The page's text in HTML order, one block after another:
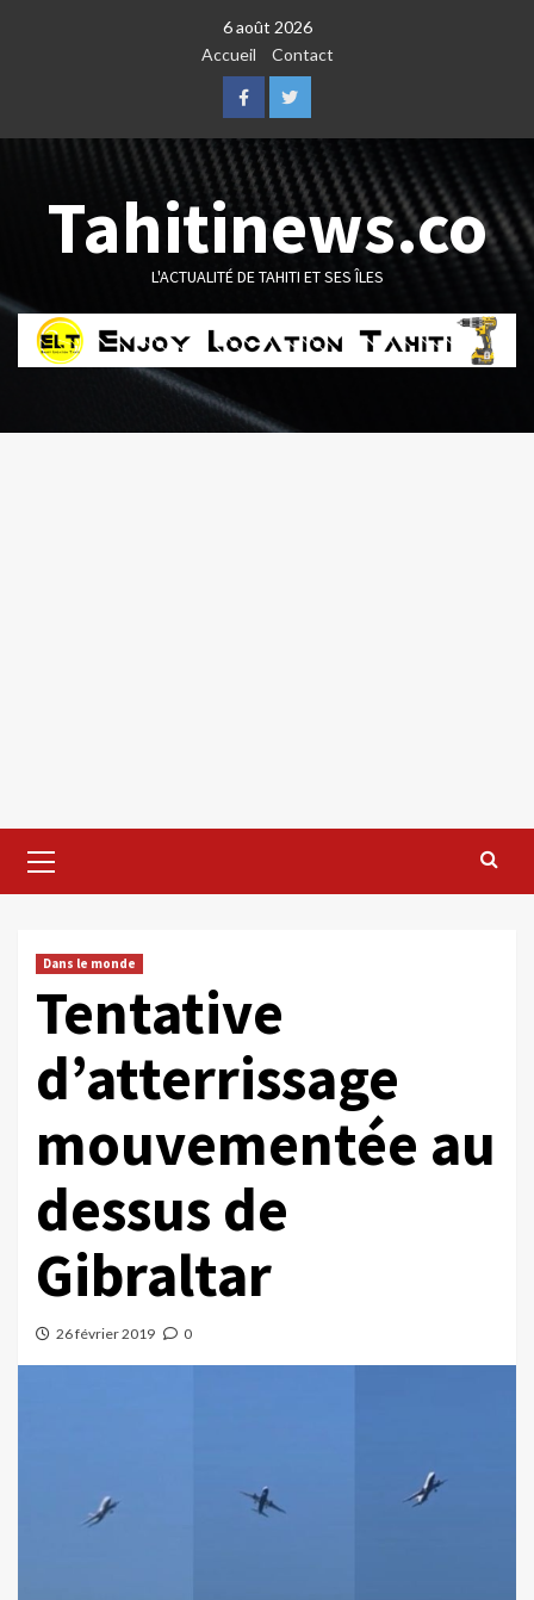
6 août 2026
Accueil
Contact
FacebookTwitter
Tahitinews.co
L'ACTUALITÉ DE TAHITI ET SES ÎLES
Menu
Dans le monde
Tentative
d’atterrissage
mouvementée au
dessus de
Gibraltar
26 février 2019 0